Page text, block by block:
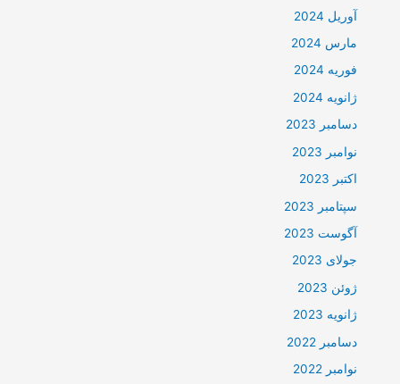
آوریل 2024
مارس 2024
فوریه 2024
ژانویه 2024
دسامبر 2023
نوامبر 2023
اکتبر 2023
سپتامبر 2023
آگوست 2023
جولای 2023
ژوئن 2023
ژانویه 2023
دسامبر 2022
نوامبر 2022